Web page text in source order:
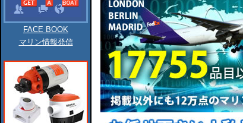
FACE BOOK
マリン情報発信